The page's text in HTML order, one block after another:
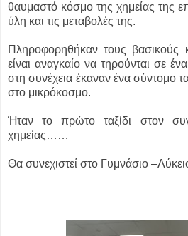
θαυμαστό κόσμο της χημείας της
ύλη και τις μεταβολές της.
Πληροφορηθήκαν τους βασικούς
είναι αναγκαίο να τηρούνται σε
στη συνέχεια έκαναν ένα σύντομο
στο μικρόκοσμο.
Ήταν το πρώτο ταξίδι στον
χημείας……
Θα συνεχιστεί στο Γυμνάσιο